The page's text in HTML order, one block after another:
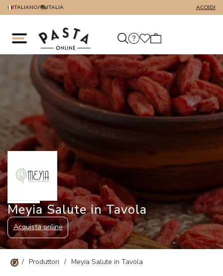
ITALIANO/ ITALIA ACCEDI
Meyia Salute in Tavola
Acquista online
/ Produttori / Meyia Salute in Tavola